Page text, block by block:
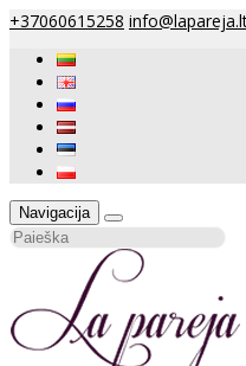
+37060615258
Navigacija